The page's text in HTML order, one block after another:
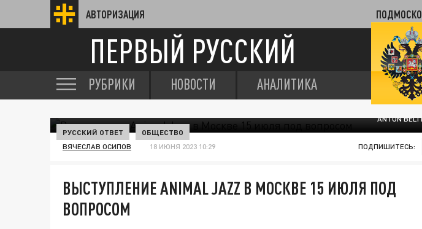
АВТОРИЗАЦИЯ
ПЕРВЫЙ РУССКИЙ
РУБРИКИ НОВОСТИ АНАЛИТИКА
ANTON
РУССКИЙ ОТВЕТ ОБЩЕСТВО
ВЯЧЕСЛАВ ОСИПОВ 18 ИЮНЯ 2023 10:29 ПОДПИШИТЕСЬ:
ВЫСТУПЛЕНИЕ ANIMAL JAZZ В МОСКВЕ 15 ИЮЛЯ ПОД
ВОПРОСОМ